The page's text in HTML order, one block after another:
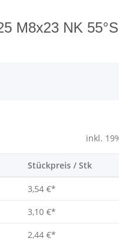
M8x23 NK
inkl.
Stückpreis / Stk
3,54 €*
3,10 €*
2,44 €*